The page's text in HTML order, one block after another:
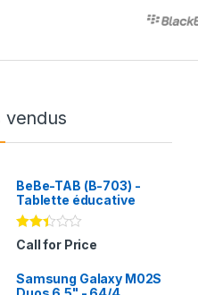
vendus
BeBe-TAB (B-703) -
Tablette éducative
Note
2.31
5
Call for Price
Samsung Galaxy M02S